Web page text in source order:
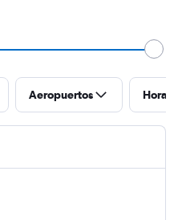
Aeropuertos